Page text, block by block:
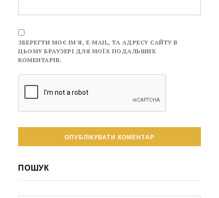
ЗБЕРЕГТИ МОЄ ІМ'Я, E-MAIL, ТА АДРЕСУ САЙТУ В
ЦЬОМУ БРАУЗЕРІ ДЛЯ МОЇХ ПОДАЛЬШИХ
КОМЕНТАРІВ.
ПОШУК